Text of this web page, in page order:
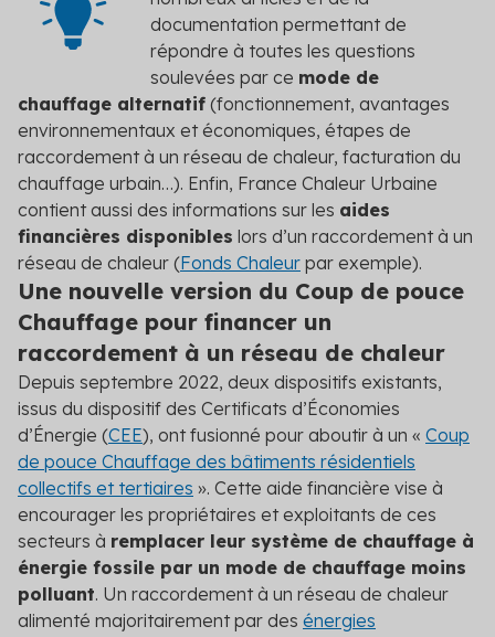
documentation permettant de
répondre à toutes les questions
soulevées par ce mode de
chauffage alternatif (fonctionnement, avantages
environnementaux et économiques, étapes de
raccordement à un réseau de chaleur, facturation du
chauffage urbain…). Enfin, France Chaleur Urbaine
contient aussi des informations sur les aides
financières disponibles lors d’un raccordement à un
réseau de chaleur (Fonds Chaleur par exemple).
Une nouvelle version du Coup de pouce
Chauffage pour financer un
raccordement à un réseau de chaleur
Depuis septembre 2022, deux dispositifs existants,
issus du dispositif des Certificats d’Économies
d’Énergie (CEE), ont fusionné pour aboutir à un « Coup
de pouce Chauffage des bâtiments résidentiels
collectifs et tertiaires ». Cette aide financière vise à
encourager les propriétaires et exploitants de ces
secteurs à remplacer leur système de chauffage à
énergie fossile par un mode de chauffage moins
polluant. Un raccordement à un réseau de chaleur
alimenté majoritairement par des énergies